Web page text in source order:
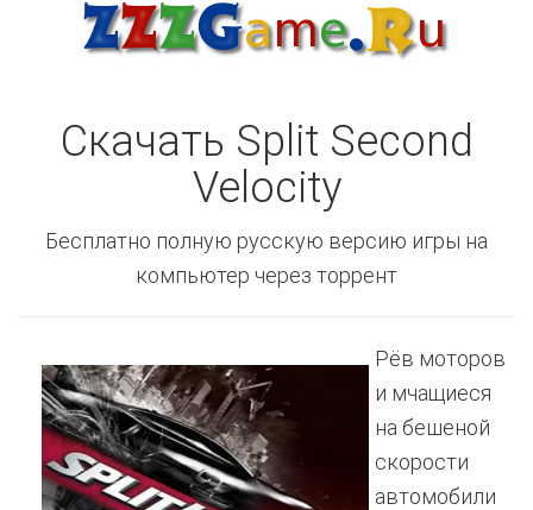
Скачать Split Second
Velocity
Бесплатно полную русскую версию игры на
компьютер через торрент
Рёв моторов
и мчащиеся
на бешеной
скорости
автомобили